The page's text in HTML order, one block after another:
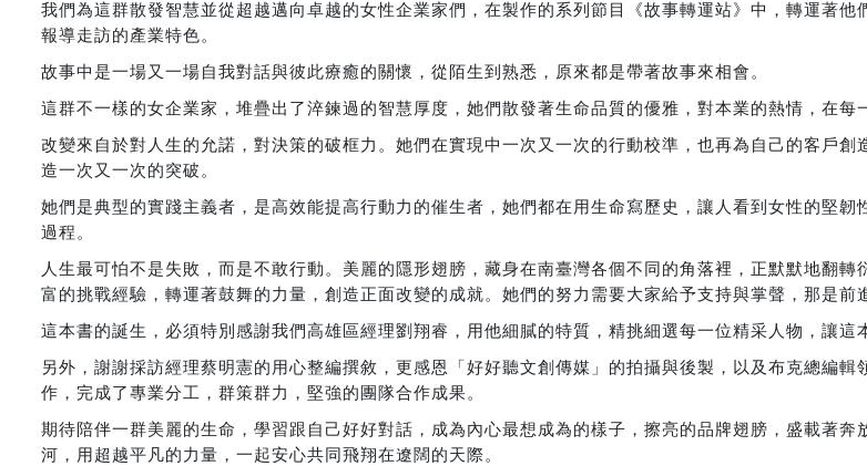
我們為這群散發智慧並從超越邁向卓越的女性企業家們，在製作的系列節目《故事轉運站》中，轉運著
報導走訪的產業特色。
故事中是一場又一場自我對話與彼此療癒的關懷，從陌生到熟悉，原來都是帶著故事來相會。
這群不一樣的女企業家，堆疊出了淬鍊過的智慧厚度，她們散發著生命品質的優雅，對本業的熱情，在每
改變來自於對人生的允諾，對決策的破框力。她們在實現中一次又一次的行動校準，也再為自己的客戶
造一次又一次的突破。
她們是典型的實踐主義者，是高效能提高行動力的催生者，她們都在用生命寫歷史，讓人看到女性的堅
過程。
人生最可怕不是失敗，而是不敢行動。美麗的隱形翅膀，藏身在南臺灣各個不同的角落裡，正默默地翻
富的挑戰經驗，轉運著鼓舞的力量，創造正面改變的成就。她們的努力需要大家給予支持與掌聲，那是前
這本書的誕生，必須特別感謝我們高雄區經理劉翔睿，用他細膩的特質，精挑細選每一位精采人物，讓這
另外，謝謝採訪經理蔡明憲的用心整編撰敘，更感恩「好好聽文創傳媒」的拍攝與後製，以及布克總編
作，完成了專業分工，群策群力，堅強的團隊合作成果。
期待陪伴一群美麗的生命，學習跟自己好好對話，成為內心最想成為的樣子，擦亮的品牌翅膀，盛載著奔
河，用超越平凡的力量，一起安心共同飛翔在遼闊的天際。